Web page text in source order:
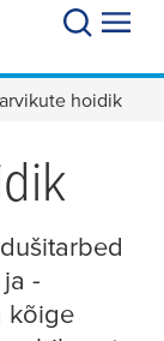
hoidik
-
kõige